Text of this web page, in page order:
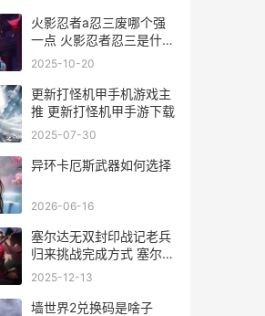
火影忍者a忍三废哪个强
一点 火影忍者忍三是什么
段位
2025-10-20
更新打怪机甲手机游戏主
推 更新打怪机甲手游下载
2025-07-30
异环卡厄斯武器如何选择
2026-06-16
塞尔达无双封印战记老兵
归来挑战完成方式 塞尔达
无双封印战记switch1能玩
2025-12-13
墙世界2兑换码是啥子